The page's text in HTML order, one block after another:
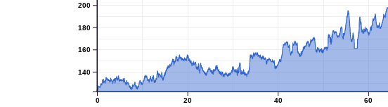
0 20 40 60
140
160
180
200